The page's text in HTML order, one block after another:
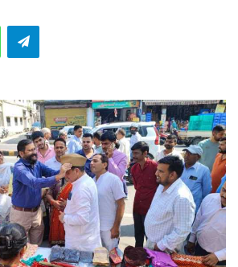
WhatsAppTelegram